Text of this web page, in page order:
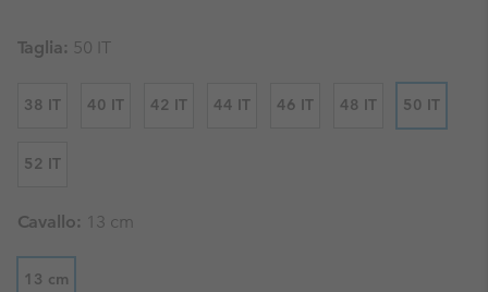
Taglia: 50 IT
38 IT 40 IT 42 IT 44 IT 46 IT 48 IT 50 IT
52 IT
Cavallo: 13 cm
13 cm